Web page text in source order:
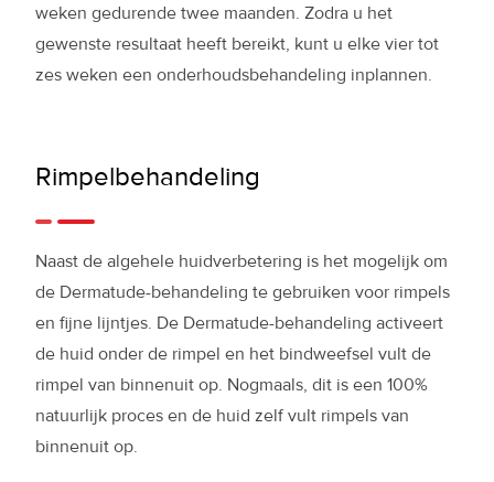
weken gedurende twee maanden. Zodra u het
gewenste resultaat heeft bereikt, kunt u elke vier tot
zes weken een onderhoudsbehandeling inplannen.
Rimpelbehandeling
Naast de algehele huidverbetering is het mogelijk om
de Dermatude-behandeling te gebruiken voor rimpels
en fijne lijntjes. De Dermatude-behandeling activeert
de huid onder de rimpel en het bindweefsel vult de
rimpel van binnenuit op. Nogmaals, dit is een 100%
natuurlijk proces en de huid zelf vult rimpels van
binnenuit op.